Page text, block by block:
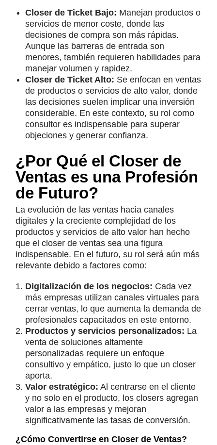
Closer de Ticket Bajo: Manejan productos o
servicios de menor coste, donde las
decisiones de compra son más rápidas.
Aunque las barreras de entrada son
menores, también requieren habilidades para
manejar volumen y rapidez.
Closer de Ticket Alto: Se enfocan en ventas
de productos o servicios de alto valor, donde
las decisiones suelen implicar una inversión
considerable. En este contexto, su rol como
consultor es indispensable para superar
objeciones y generar confianza.
¿Por Qué el Closer de
Ventas es una Profesión
de Futuro?
La evolución de las ventas hacia canales
digitales y la creciente complejidad de los
productos y servicios de alto valor han hecho
que el closer de ventas sea una figura
indispensable. En el futuro, su rol será aún más
relevante debido a factores como:
Digitalización de los negocios: Cada vez
más empresas utilizan canales virtuales para
cerrar ventas, lo que aumenta la demanda de
profesionales capacitados en este entorno.
Productos y servicios personalizados: La
venta de soluciones altamente
personalizadas requiere un enfoque
consultivo y empático, justo lo que un closer
aporta.
Valor estratégico: Al centrarse en el cliente
y no solo en el producto, los closers agregan
valor a las empresas y mejoran
significativamente las tasas de conversión.
¿Cómo Convertirse en Closer de Ventas?